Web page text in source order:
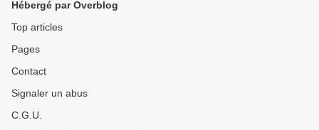
Hébergé par Overblog
Top articles
Pages
Contact
Signaler un abus
C.G.U.